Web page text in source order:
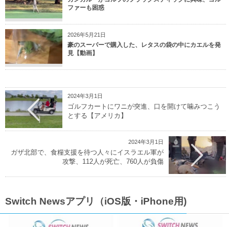
ファーも困惑
2026年5月21日
豪のスーパーで購入した、レタスの袋の中にカエルを発
見【動画】
2024年3月1日
ゴルフカートにワニが突進、口を開けて噛みつこう
とする【アメリカ】
2024年3月1日
ガザ北部で、食糧支援を待つ人々にイスラエル軍が
攻撃、112人が死亡、760人が負傷
Switch Newsアプリ（iOS版・iPhone用)